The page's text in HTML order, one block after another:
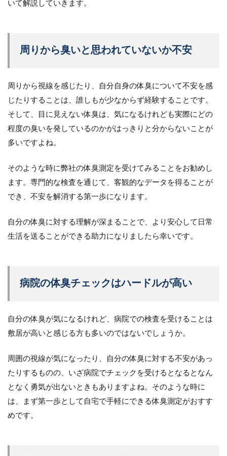
いて解説していきます。
周りから臭いと思われていないか不安
周りから視線を感じたり、自分自身の体臭について不安を感
じたりすることは、誰しもが少なからず経験することです。
そして、目に見えない体臭は、気になるけれども実際にどの
程度の臭いを発しているのかがはっきりと分からないことが
多いですよね。
そのような時に弊社の体臭測定を受けてみることをお勧めし
ます。専門的な検査を通じて、客観的なデータを得ることが
でき、不安を解消する第一歩になります。
自分の体臭に対する理解が深まることで、より安心して日常
生活を送ることができる助力になりましたら幸いです。
病院の体臭チェックはハードルが高い
自分の体臭が気になるけれど、病院での検査を受けることは
敷居が高いと感じる方も多いのではないでしょうか。
周囲の視線が気になったり、自分の体臭に対する不安があっ
たりするものの、いざ病院でチェックを受けるとなるとなん
となく勇気が出ないときもありますよね。そのような時に
は、まず第一歩として自宅で手軽にできる体臭測定がおすす
めです。